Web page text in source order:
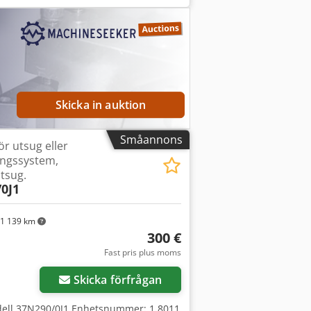
av material som inte ger
processer inom kemi-,
på den inkommande
upp dammet på filterytans utsida.
Dcsdpozmfuqefx Agdok
Skicka in auktion
Småannons
139 km
utsug eller
300 €
Fast pris plus moms
Skicka förfrågan
37N290/0J1 Enhetsnummer: 1.8011